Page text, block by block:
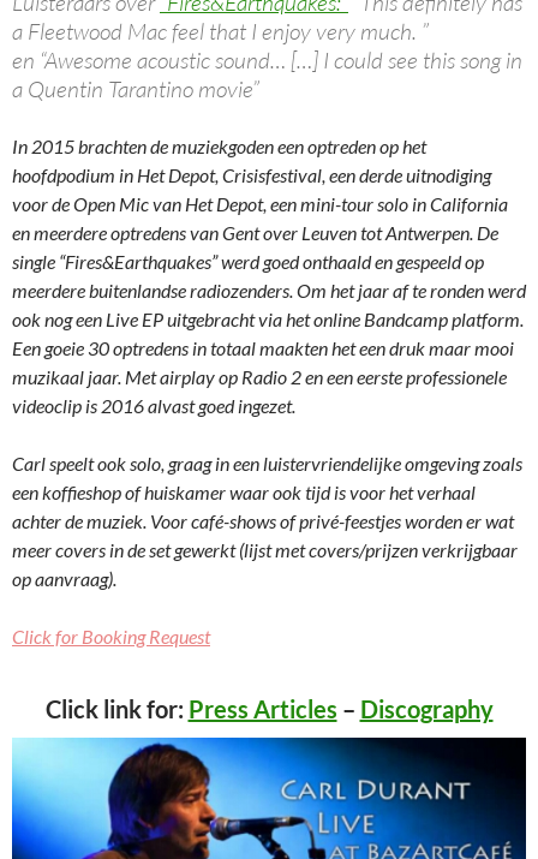
a Fleetwood Mac feel that I enjoy very much. ”
en “Awesome acoustic sound… […] I could see this song in
a Quentin Tarantino movie”
In 2015 brachten de muziekgoden een optreden op het
hoofdpodium in Het Depot, Crisisfestival, een derde uitnodiging
voor de Open Mic van Het Depot, een mini-tour solo in California
en meerdere optredens van Gent over Leuven tot Antwerpen. De
single “Fires&Earthquakes” werd goed onthaald en gespeeld op
meerdere buitenlandse radiozenders. Om het jaar af te ronden werd
ook nog een Live EP uitgebracht via het online Bandcamp platform.
Een goeie 30 optredens in totaal maakten het een druk maar mooi
muzikaal jaar. Met airplay op Radio 2 en een eerste professionele
videoclip is 2016 alvast goed ingezet.
Carl speelt ook solo, graag in een luistervriendelijke omgeving zoals
een koffieshop of huiskamer waar ook tijd is voor het verhaal
achter de muziek. Voor café-shows of privé-feestjes worden er wat
meer covers in de set gewerkt (lijst met covers/prijzen verkrijgbaar
op aanvraag).
Click for Booking Request
Click link for: Press Articles – Discography